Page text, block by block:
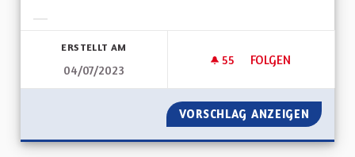
ERSTELLT AM
04/07/2023
55 55 FOLLOWER
FOLGEN
ORGANISATION
VORSCHLAG ANZEIGEN